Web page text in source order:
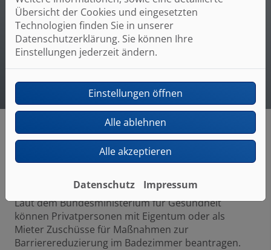
Gutes Preis-Leistungs-Verhältnis
Fairer Gesamtpreis
Förderung für den barrierefreien
Badumbau
Laut dem Bundesministerium für Gesundheit
können Privatpersonen mit Eigentum oder als
Mieter Zuschüsse für Maßnahmen zur
Barrierereduzierung im Badezimmer beantragen.
Übersicht der Cookies und eingesetzten
Technologien finden Sie in unserer
Datenschutzerklärung. Sie können Ihre
Einstellungen jederzeit ändern.
Einstellungen öffnen
Alle ablehnen
Alle akzeptieren
Datenschutz Impressum